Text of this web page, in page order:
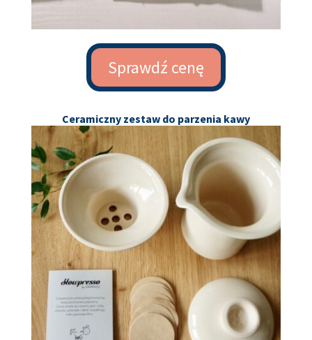
Sprawdź cenę
Ceramiczny zestaw do parzenia kawy